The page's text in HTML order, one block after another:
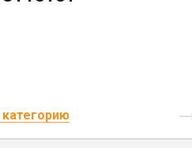
категорию